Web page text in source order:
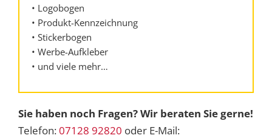
• Logobogen
• Produkt-Kennzeichnung
• Stickerbogen
• Werbe-Aufkleber
• und viele mehr…
Sie haben noch Fragen? Wir beraten Sie gerne!
Telefon:07128 92820 oder E-Mail: